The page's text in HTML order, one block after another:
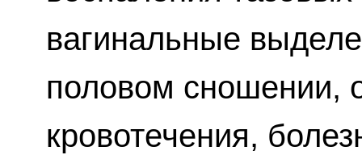
вагинальные
половом сношении,
кровотечения,